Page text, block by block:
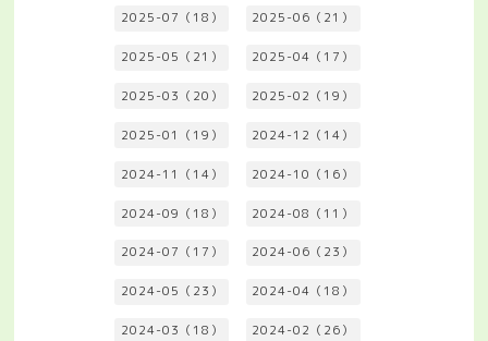
2025-07（18） 2025-06（21）
2025-05（21） 2025-04（17）
2025-03（20） 2025-02（19）
2025-01（19） 2024-12（14）
2024-11（14） 2024-10（16）
2024-09（18） 2024-08（11）
2024-07（17） 2024-06（23）
2024-05（23） 2024-04（18）
2024-03（18） 2024-02（26）